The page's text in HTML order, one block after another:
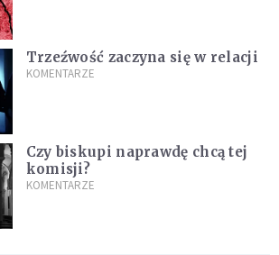
Trzeźwość zaczyna się w relacji
KOMENTARZE
Czy biskupi naprawdę chcą tej
komisji?
KOMENTARZE